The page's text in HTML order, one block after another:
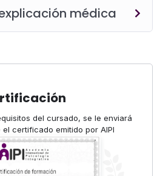
médica
del cursado, se le enviará
certificado emitido por AIPI